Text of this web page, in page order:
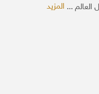
...المزيد